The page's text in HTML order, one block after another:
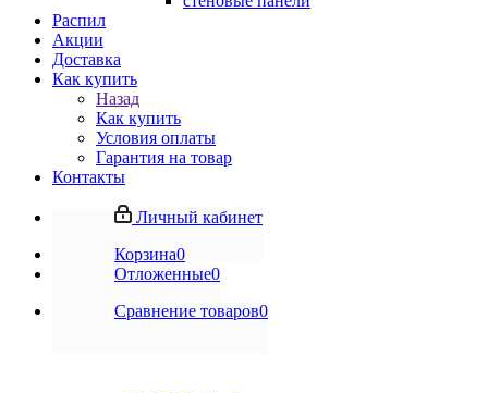
Распил
Акции
Доставка
Как купить
Назад
Как купить
Условия оплаты
Гарантия на товар
Контакты
Личный кабинет
Корзина0
Отложенные0
Сравнение товаров0